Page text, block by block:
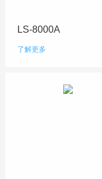
LS-8000A
了解更多